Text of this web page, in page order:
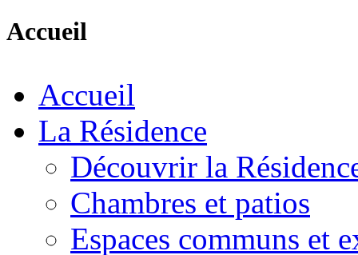
Accueil
Accueil
La Résidence
Découvrir la
Chambres et patios
Espaces communs et